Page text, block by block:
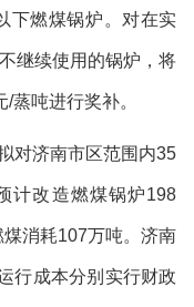
下燃煤锅炉。对在实
继续使用的锅炉，将
/蒸吨进行奖补。
对济南市区范围内35
计改造燃煤锅炉198
消耗107万吨。济南
行成本分别实行财政